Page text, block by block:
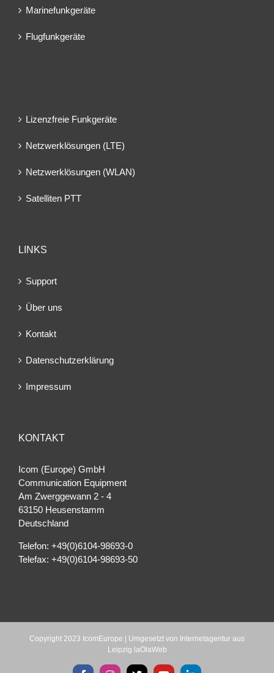
Marinefunkgeräte
Flugfunkgeräte
Lizenzfreie Funkgeräte
Netzwerklösungen (LTE)
Netzwerklösungen (WLAN)
Satelliten PTT
LINKS
Support
Über uns
Kontakt
Datenschutzerklärung
Impressum
KONTAKT
Icom (Europe) GmbH
Communication Equipment
Am Zwerggewann 2 ‐ 4
63150 Heusenstamm
Deutschland
Telefon: +49(0)6104-98693-0
Telefax: +49(0)6104-98693-50
Copyright 2023 IcomEurope | Umgesetzt von Internetagentur aus
Leipzig laOlaWeb